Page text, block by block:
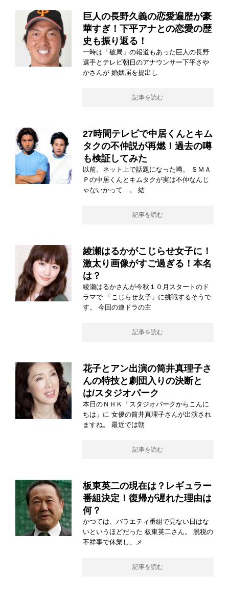
巨人の長野久義の恋愛遍歴が豪
華すぎ！下平アナとの恋愛の歴
史も振り返る！
一時は「破局」の報道もあった巨人の長野
選手とテレビ朝日のアナウンサー下平さや
かさんが 婚姻届を提出し
記事を読む
27時間テレビで中居くんとキム
タクの不仲説が再燃！過去の噂
も検証してみた
以前、ネット上で話題になった噂。 ＳＭＡ
Ｐの中居くんとキムタクが実は不仲なんじ
ゃないかって…。 結
記事を読む
綾瀬はるかがこじらせ女子に！
激太り画像がすご過ぎる！本名
は？
綾瀬はるかさんが今秋１０月スタートのド
ラマで 「こじらせ女子」に挑戦するそうで
す。 今回の連ドラの主
記事を読む
花子とアン出演の筒井真理子さ
んの特技と劇団入りの決断と
は/スタジオパーク
本日のＮＨＫ「スタジオパークからこんに
ちは」に 女優の筒井真理子さんが出演され
ますね。 最近では朝
記事を読む
板東英二の現在は？レギュラー
番組決定！復帰が遅れた理由は
何？
かつては、バラエティ番組で見ない日はな
いというほどだった 板東英二さん。 脱税の
不祥事で休業し、メ
記事を読む